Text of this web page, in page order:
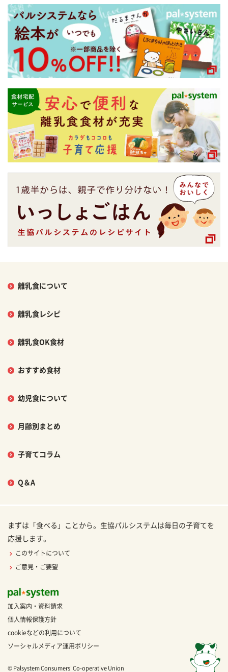
離乳食について
離乳食レシピ
離乳食OK食材
おすすめ食材
幼児食について
月齢別まとめ
子育てコラム
Q＆A
まずは「食べる」ことから。生協パルシステムは毎日の子育てを
応援します。
このサイトについて
ご意見・ご要望
加入案内・資料請求
個人情報保護方針
cookieなどの利用について
ソーシャルメディア運用ポリシー
© Palsystem Consumers' Co-operative Union